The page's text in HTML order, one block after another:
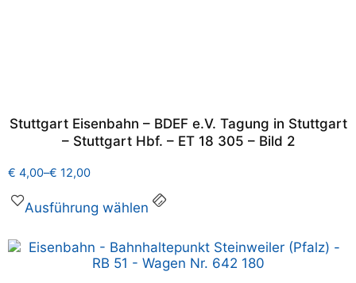
Stuttgart Eisenbahn – BDEF e.V. Tagung in Stuttgart
– Stuttgart Hbf. – ET 18 305 – Bild 2
€ 4,00–€ 12,00
Ausführung wählen